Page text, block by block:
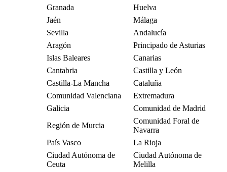
Granada
Huelva
Jaén
Málaga
Sevilla
Andalucía
Aragón
Principado de Asturias
Islas Baleares
Canarias
Cantabria
Castilla y León
Castilla-La Mancha
Cataluña
Comunidad Valenciana
Extremadura
Galicia
Comunidad de Madrid
Región de Murcia
Comunidad Foral de
Navarra
País Vasco
La Rioja
Ciudad Autónoma de
Ceuta
Ciudad Autónoma de
Melilla